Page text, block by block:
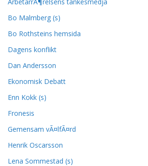
Bo Malmberg (s)
Bo Rothsteins hemsida
Dagens konflikt
Dan Andersson
Ekonomisk Debatt
Enn Kokk (s)
Fronesis
Gemensam vÃ¤lfÃ¤rd
Henrik Oscarsson
Lena Sommestad (s)